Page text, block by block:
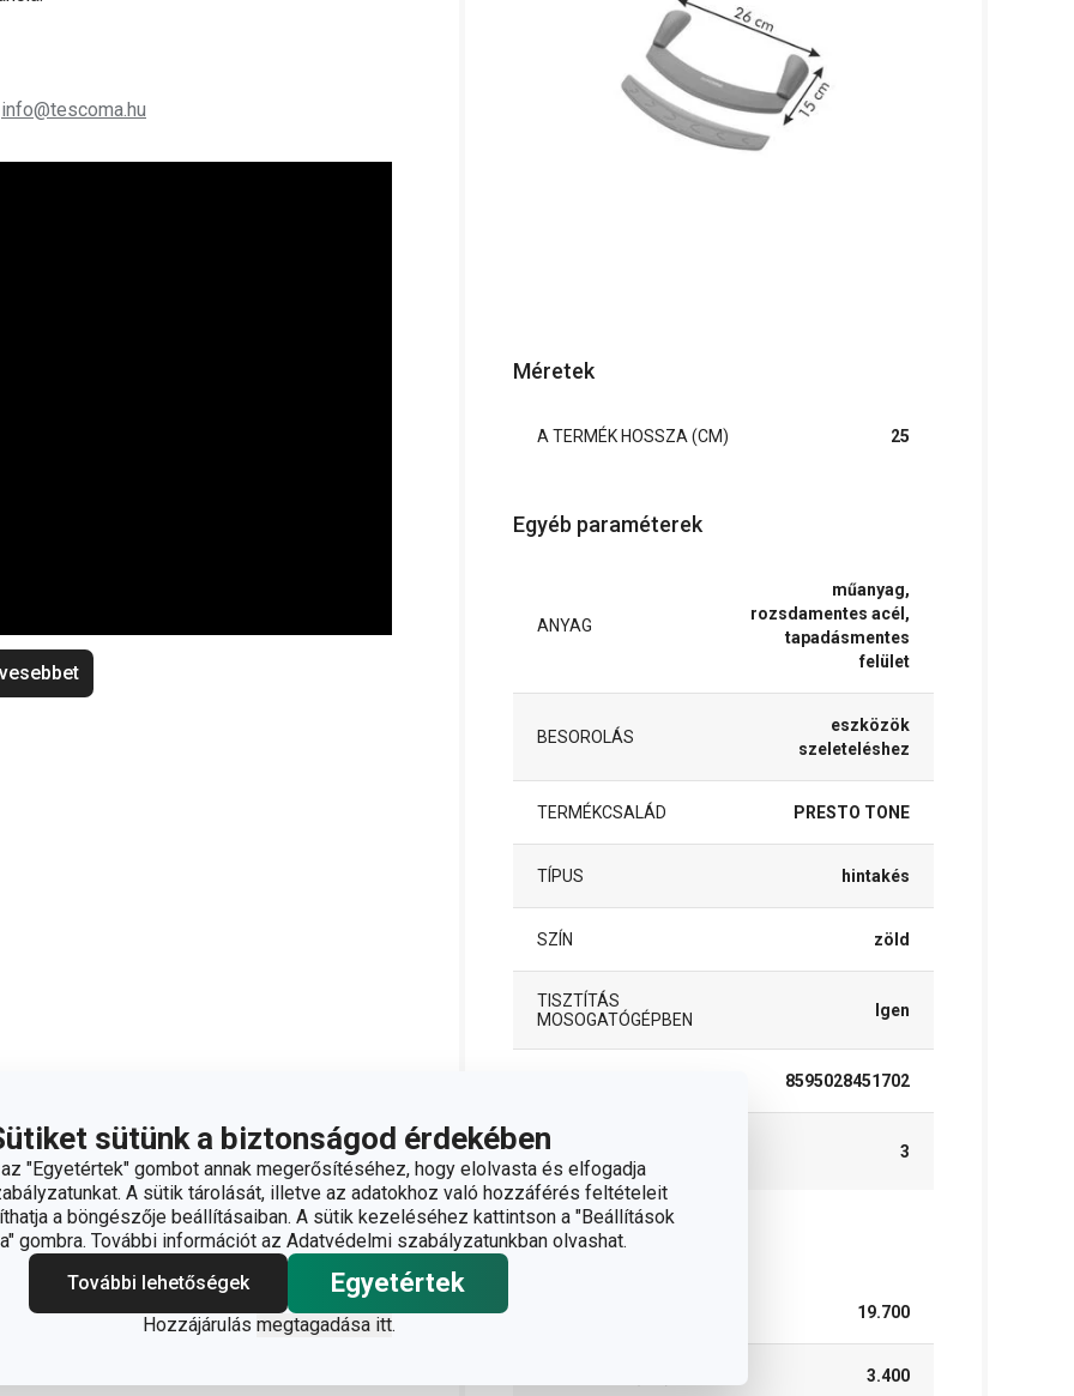
sütünk a biztonságod érdekében
"Egyetértek" gombot annak megerősítéséhez, hogy elolvasta és elfogadja
A sütik tárolását, illetve az adatokhoz való hozzáférés feltételeit
a böngészője beállításaiban. A sütik kezeléséhez kattintson a "Beállítások
gombra. További információt az Adatvédelmi szabályzatunkban olvashat.
További lehetőségek
Egyetértek
Hozzájárulás megtagadása itt.
info@tescoma.hu
Méretek
A TERMÉK HOSSZA (CM) 25
Egyéb paraméterek
ANYAG
műanyag,
rozsdamentes acél,
tapadásmentes
felület
BESOROLÁS
eszközök
szeleteléshez
TERMÉKCSALÁD PRESTO TONE
TÍPUS hintakés
SZÍN zöld
TISZTÍTÁS
MOSOGATÓGÉPBEN
Igen
8595028451702
A GARANCIÁLIS
IDŐSZAK (ÉVEKBEN)
3
Csomag
19.700
3.400